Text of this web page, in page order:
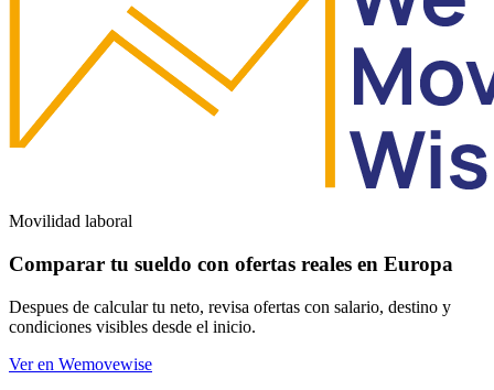
Movilidad laboral
Comparar tu sueldo con ofertas reales en Europa
Despues de calcular tu neto, revisa ofertas con salario, destino y
condiciones visibles desde el inicio.
Ver en Wemovewise